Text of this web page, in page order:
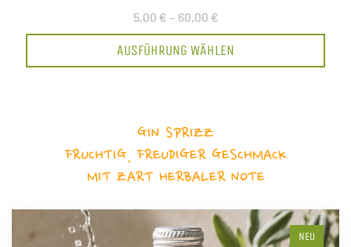
5,00 € – 60,00 €
AUSFÜHRUNG WÄHLEN
GIN SPRIZZ
FRUCHTIG, FREUDIGER GESCHMACK
MIT ZART HERBALER NOTE
NEU